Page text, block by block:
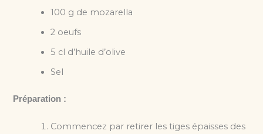
100 g de mozarella
2 oeufs
5 cl d’huile d’olive
Sel
Préparation :
Commencez par retirer les tiges épaisses des